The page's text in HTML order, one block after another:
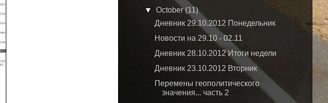
▼October(11)
Дневник 29.10.2012 Понедельник
Новости на 29.10 - 02.11
Дневник 28.10.2012 Итоги недели
Дневник 23.10.2012 Вторник
Перемены геополитического
значения... часть 2